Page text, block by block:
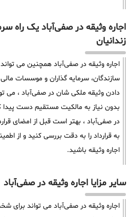
اجاره وثیقه در صفی‌آباد یک راه
زندانیان
اجاره وثیقه در صفی‌آباد همچنین می
سازندگان، سرمایه گذاران و موسسات مالی
دادن وثیقه ملکی شان در صفی‌آباد ، می
بدون نیاز به مالکیت مستقیم دست پیدا
در صفی‌آباد ، بهتر است قبل از امضای
به قرارداد را به دقت بررسی کنید و از
اجاره وثیقه باشید.
سایر مزایا اجاره وثیقه در صفی‌آباد
اجاره وثیقه در صفی‌آباد می تواند برای